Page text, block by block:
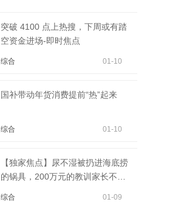
突破 4100 点上热搜，下周或有踏
空资金进场-即时焦点
综合 01-10
国补带动年货消费提前“热”起来
综合 01-10
【独家焦点】尿不湿被扔进海底捞
的锅具，200万元的教训家长不知
综合 01-09